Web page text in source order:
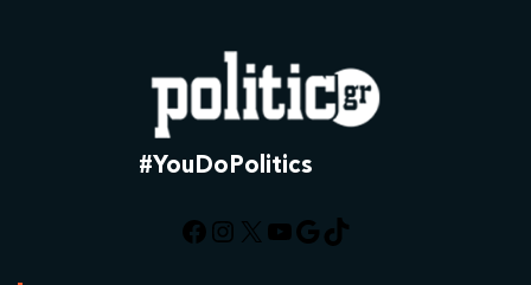
#YouDoPolitics
Facebook
Instagram
X YouTube
Google
TikTok